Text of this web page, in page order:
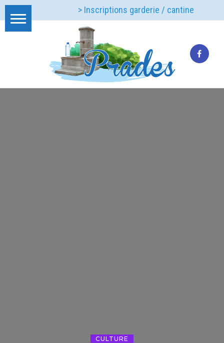
> Inscriptions garderie / cantine
CULTURE